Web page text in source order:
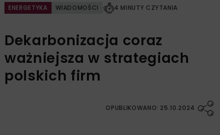
ENERGETYKA WIADOMOŚCI 4 MINUTY CZYTANIA
Dekarbonizacja coraz
ważniejsza w strategiach
polskich firm
OPUBLIKOWANO: 25.10.2024